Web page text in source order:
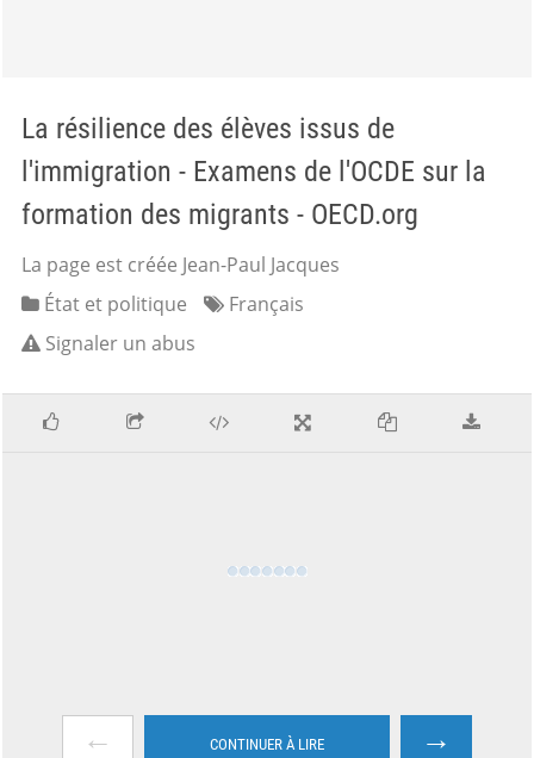
La résilience des élèves issus de
l'immigration - Examens de l'OCDE sur la
formation des migrants - OECD.org
La page est créée Jean-Paul Jacques
État et politique
Français
Signaler un abus
← CONTINUER À LIRE →